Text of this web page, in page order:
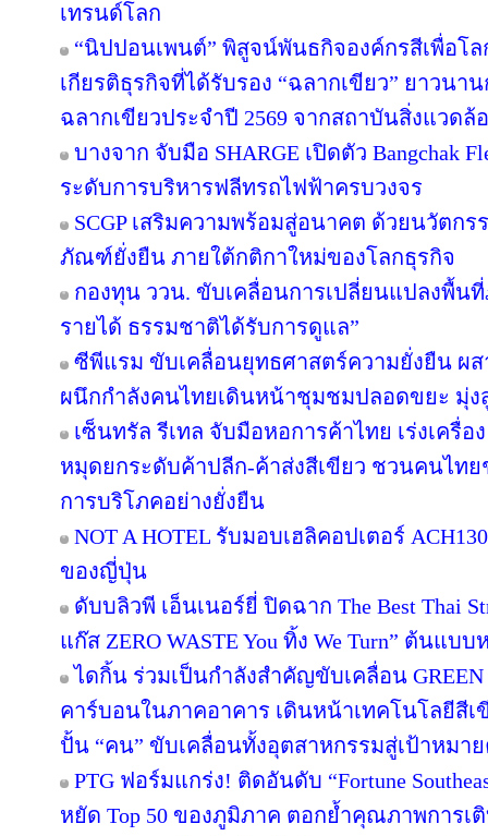
เทรนด์โลก
“นิปปอนเพนต์” พิสูจน์พันธกิจองค์กรสีเพื่อโ
เกียรติธุรกิจที่ได้รับรอง “ฉลากเขียว” ยาวนา
ฉลากเขียวประจำปี 2569 จากสถาบันสิ่งแวดล้
บางจาก จับมือ SHARGE เปิดตัว Bangchak
ระดับการบริหารฟลีทรถไฟฟ้าครบวงจร
SCGP เสริมความพร้อมสู่อนาคต ด้วยนวัตก
ภัณฑ์ยั่งยืน ภายใต้กติกาใหม่ของโลกธุรกิจ
กองทุน ววน. ขับเคลื่อนการเปลี่ยนแปลงพื้น
รายได้ ธรรมชาติได้รับการดูแล”
ซีพีแรม ขับเคลื่อนยุทธศาสตร์ความยั่งยืน ผสา
ผนึกกำลังคนไทยเดินหน้าชุมชมปลอดขยะ มุ่งสู่
เซ็นทรัล รีเทล จับมือหอการค้าไทย เร่งเครื่อ
หมุดยกระดับค้าปลีก-ค้าส่งสีเขียว ชวนคนไท
การบริโภคอย่างยั่งยืน
NOT A HOTEL รับมอบเฮลิคอปเตอร์
ของญี่ปุ่น
ดับบลิวพี เอ็นเนอร์ยี่ ปิดฉาก The Best Thai
แก๊ส ZERO WASTE You ทิ้ง We Turn” ต้นแ
ไดกิ้น ร่วมเป็นกำลังสำคัญขับเคลื่อน
คาร์บอนในภาคอาคาร เดินหน้าเทคโนโลยีสีเ
ปั้น “คน” ขับเคลื่อนทั้งอุตสาหกรรมสู่เป้าหมา
PTG ฟอร์มแกร่ง! ติดอันดับ “Fortune
หยัด Top 50 ของภูมิภาค ตอกย้ำคุณภาพการเ